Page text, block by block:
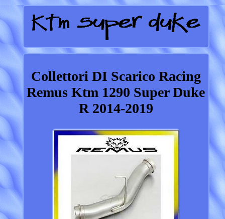
Collettori DI Scarico Racing
Remus Ktm 1290 Super Duke
R 2014-2019